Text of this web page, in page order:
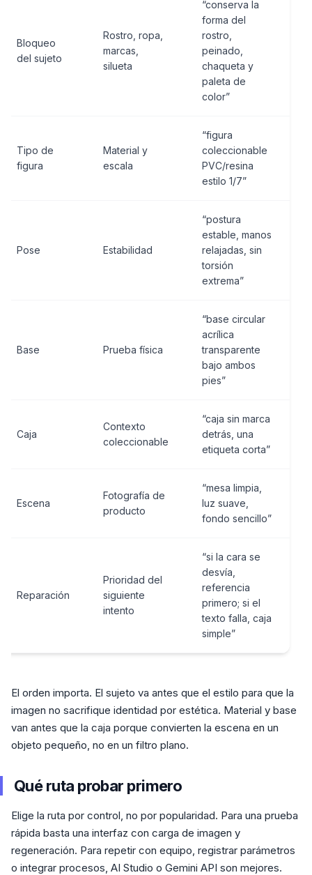
Bloqueo
del sujeto
Rostro, ropa,
marcas,
silueta
“conserva la
forma del
rostro,
peinado,
chaqueta y
paleta de
color”
Tipo de
figura
Material y
escala
“figura
coleccionable
PVC/resina
estilo 1/7”
Pose Estabilidad
“postura
estable, manos
relajadas, sin
torsión
extrema”
Base Prueba física
“base circular
acrílica
transparente
bajo ambos
pies”
Caja
Contexto
coleccionable
“caja sin marca
detrás, una
etiqueta corta”
Escena
Fotografía de
producto
“mesa limpia,
luz suave,
fondo sencillo”
Reparación
Prioridad del
siguiente
intento
“si la cara se
desvía,
referencia
primero; si el
texto falla, caja
simple”
El orden importa. El sujeto va antes que el estilo para que la
imagen no sacrifique identidad por estética. Material y base
van antes que la caja porque convierten la escena en un
objeto pequeño, no en un filtro plano.
Qué ruta probar primero
Elige la ruta por control, no por popularidad. Para una prueba
rápida basta una interfaz con carga de imagen y
regeneración. Para repetir con equipo, registrar parámetros
o integrar procesos, AI Studio o Gemini API son mejores.